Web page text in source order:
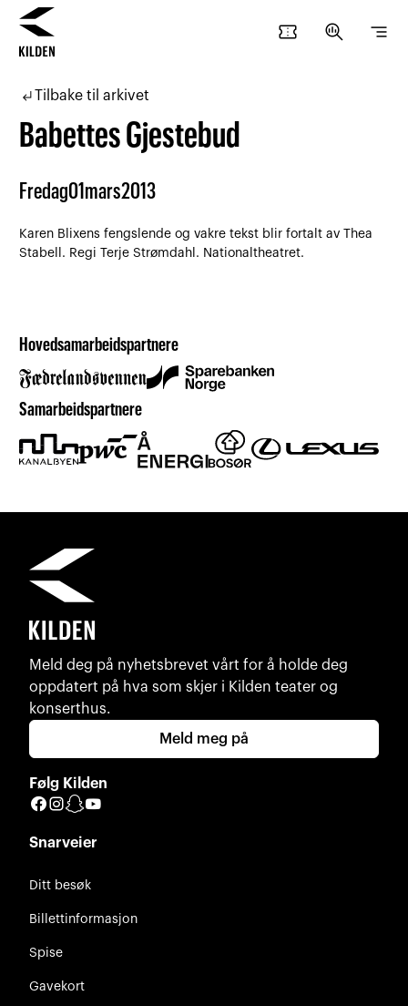
confirmation_number search_insights segment
subdirectory_arrow_leftTilbake til arkivet
Babettes Gjestebud
Fredag01 mars2013
Karen Blixens fengslende og vakre tekst blir fortalt av Thea
Stabell. Regi Terje Strømdahl. Nationaltheatret.
Hovedsamarbeidspartnere
Samarbeidspartnere
Meld deg på nyhetsbrevet vårt for å holde deg
oppdatert på hva som skjer i Kilden teater og
konserthus.
Meld meg på
Følg Kilden
Facebook
Instagram
Snapchat
Snarveier
Ditt besøk
Billettinformasjon
Spise
Gavekort